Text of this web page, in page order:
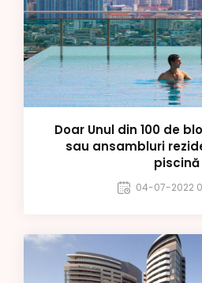
Doar Unul din 100 de
sau ansambluri
piscină
04-07-2022